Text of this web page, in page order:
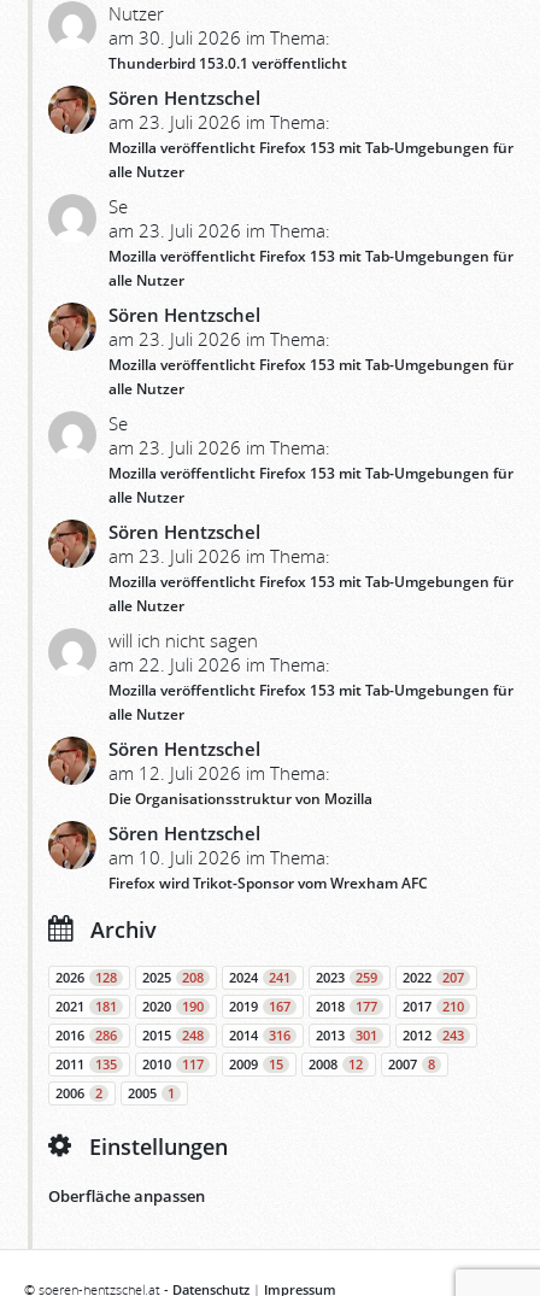
Nutzer
am 30. Juli 2026 im Thema:
Thunderbird 153.0.1 veröffentlicht
Sören Hentzschel
am 23. Juli 2026 im Thema:
Mozilla veröffentlicht Firefox 153 mit Tab-Umgebungen für
alle Nutzer
Se
am 23. Juli 2026 im Thema:
Mozilla veröffentlicht Firefox 153 mit Tab-Umgebungen für
alle Nutzer
Sören Hentzschel
am 23. Juli 2026 im Thema:
Mozilla veröffentlicht Firefox 153 mit Tab-Umgebungen für
alle Nutzer
Se
am 23. Juli 2026 im Thema:
Mozilla veröffentlicht Firefox 153 mit Tab-Umgebungen für
alle Nutzer
Sören Hentzschel
am 23. Juli 2026 im Thema:
Mozilla veröffentlicht Firefox 153 mit Tab-Umgebungen für
alle Nutzer
will ich nicht sagen
am 22. Juli 2026 im Thema:
Mozilla veröffentlicht Firefox 153 mit Tab-Umgebungen für
alle Nutzer
Sören Hentzschel
am 12. Juli 2026 im Thema:
Die Organisationsstruktur von Mozilla
Sören Hentzschel
am 10. Juli 2026 im Thema:
Firefox wird Trikot-Sponsor vom Wrexham AFC
Archiv
2026 128 2025 208 2024 241 2023 259 2022
207
2021
181 2020 190 2019 167 2018 177 2017
210
2016
286 2015 248 2014 316 2013 301 2012
243
2011
135 2010 117 2009 15 2008 12 2007
8
2006
2 2005 1
Einstellungen
Oberfläche anpassen
© soeren-hentzschel.at - Datenschutz | Impressum